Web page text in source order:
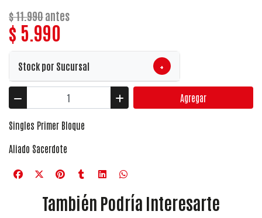
$ 11.990antes
$ 5.990
Stock por Sucursal +
Agregar
Singles Primer Bloque
Aliado Sacerdote
También Podría Interesarte